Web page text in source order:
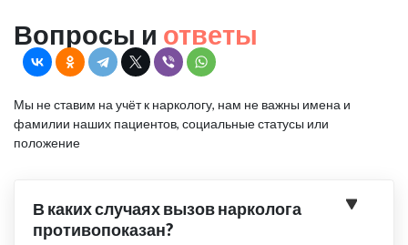
Вопросы и ответы
Мы не ставим на учёт к наркологу, нам не важны имена и
фамилии наших пациентов, социальные статусы или
положение
В каких случаях вызов нарколога
противопоказан?